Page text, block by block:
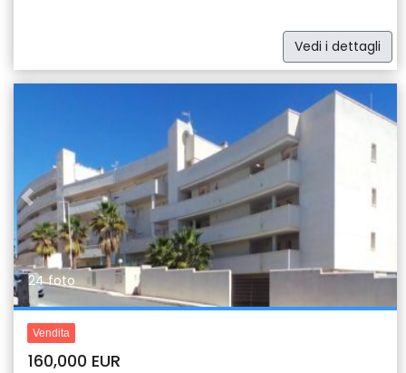
Vedi i dettagli
Previous
24 foto
Vendita
160,000 EUR